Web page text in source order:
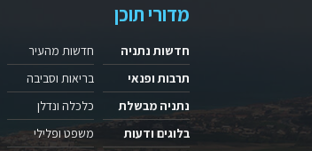
מדורי תוכן
חדשות נתניה
תרבות ופנאי
נתניה מבשלת
בלוגים ודעות
חדשות מהעיר
בריאות וסביבה
כלכלה ונדלן
משפט ופלילי